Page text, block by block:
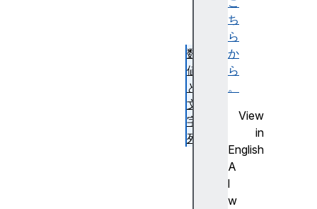
ち
ら
か
ら
。
View
in
English
A
l
w
数
値
と
文
字
列